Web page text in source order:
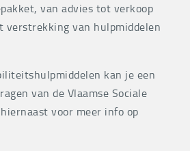
van advies tot verkoop
verstrekking van hulpmiddelen
kan je een
van de Vlaamse Sociale
voor meer info op